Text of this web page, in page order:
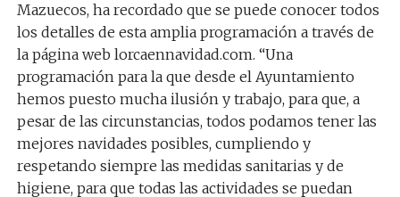
Mazuecos, ha recordado que se puede conocer todos
los detalles de esta amplia programación a través de
la página web lorcaennavidad.com. “Una
programación para la que desde el Ayuntamiento
hemos puesto mucha ilusión y trabajo, para que, a
pesar de las circunstancias, todos podamos tener las
mejores navidades posibles, cumpliendo y
respetando siempre las medidas sanitarias y de
higiene, para que todas las actividades se puedan